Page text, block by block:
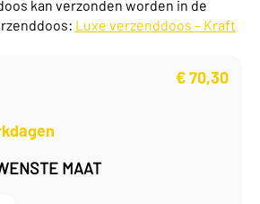
kan verzonden worden in de
Luxe verzenddoos – Kraft
€70,30
MAAT